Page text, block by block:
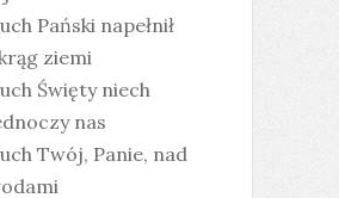
Pański napełnił
ziemi
Święty niech
nas
Twój, Panie, nad